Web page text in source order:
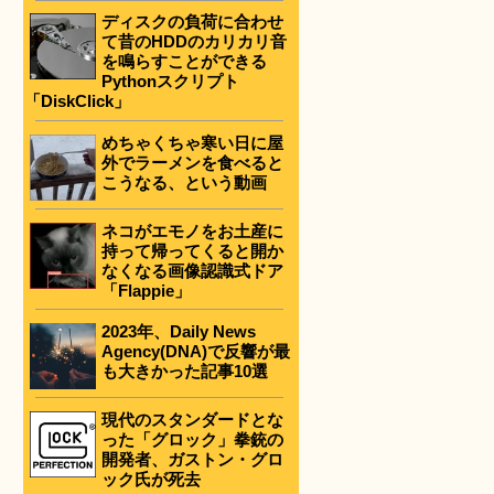
ディスクの負荷に合わせ
て昔のHDDのカリカリ音
を鳴らすことができる
Pythonスクリプト
「DiskClick」
めちゃくちゃ寒い日に屋
外でラーメンを食べると
こうなる、という動画
ネコがエモノをお土産に
持って帰ってくると開か
なくなる画像認識式ドア
「Flappie」
2023年、Daily News
Agency(DNA)で反響が最
も大きかった記事10選
現代のスタンダードとな
った「グロック」拳銃の
開発者、ガストン・グロ
ック氏が死去